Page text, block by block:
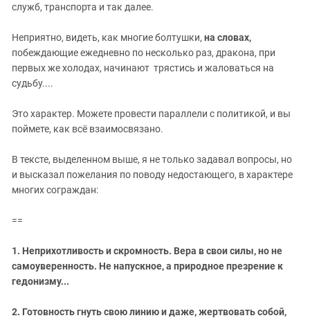
служб, транспорта и так далее.
Неприятно, видеть, как многие болтушки, на словах,
побеждающие ежедневно по несколько раз, дракона, при
первых же холодах, начинают трястись и жаловаться на
судьбу....
Это характер. Можете провести параллели с политикой, и вы
поймете, как всё взаимосвязано.
В тексте, выделенном выше, я не только задавал вопросы, но
и высказал пожелания по поводу недостающего, в характере
многих сограждан:
==
1. Неприхотливость и скромность. Вера в свои силы, но не
самоуверенность. Не напускное, а природное презрение к
гедонизму...
2. Готовность гнуть свою линию и даже, жертвовать собой,